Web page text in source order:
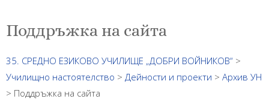
Поддръжка на сайта
35. СРЕДНО ЕЗИКОВО УЧИЛИЩЕ „ДОБРИ ВОЙНИКОВ“ >
Училищно настоятелство > Дейности и проекти > Архив УН
> Поддръжка на сайта